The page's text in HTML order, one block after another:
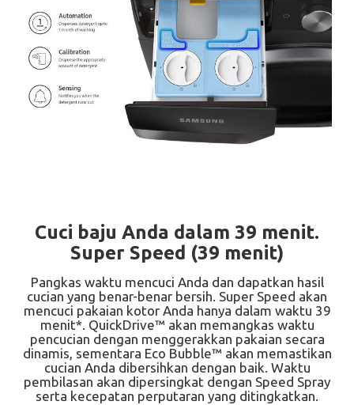
Cuci baju Anda dalam 39 menit.
Super Speed (39 menit)
Pangkas waktu mencuci Anda dan dapatkan hasil
cucian yang benar-benar bersih. Super Speed akan
mencuci pakaian kotor Anda hanya dalam waktu 39
menit*. QuickDrive™ akan memangkas waktu
pencucian dengan menggerakkan pakaian secara
dinamis, sementara Eco Bubble™ akan memastikan
cucian Anda dibersihkan dengan baik. Waktu
pembilasan akan dipersingkat dengan Speed Spray
serta kecepatan perputaran yang ditingkatkan.